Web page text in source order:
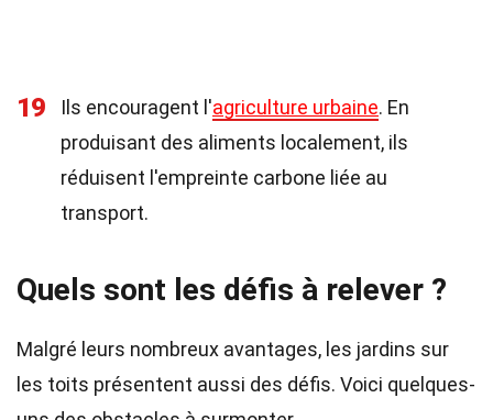
19 Ils encouragent l'agriculture urbaine. En
produisant des aliments localement, ils
réduisent l'empreinte carbone liée au
transport.
Quels sont les défis à relever ?
Malgré leurs nombreux avantages, les jardins sur
les toits présentent aussi des défis. Voici quelques-